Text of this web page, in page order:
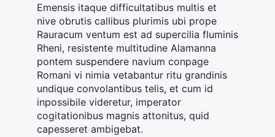
Emensis itaque difficultatibus multis et
nive obrutis callibus plurimis ubi prope
Rauracum ventum est ad supercilia fluminis
Rheni, resistente multitudine Alamanna
pontem suspendere navium conpage
Romani vi nimia vetabantur ritu grandinis
undique convolantibus telis, et cum id
inpossibile videretur, imperator
cogitationibus magnis attonitus, quid
capesseret ambigebat.